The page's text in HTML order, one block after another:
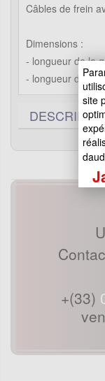
Câbles de frein
Dimensions :
- longueur de la
- longueur du
+(33)
site